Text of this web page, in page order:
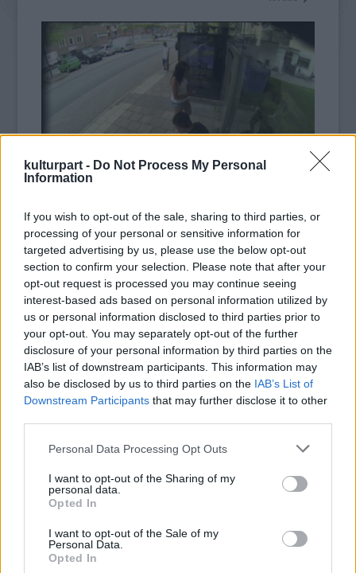
kulturpart - Do Not Process My Personal
Information
If you wish to opt-out of the sale, sharing to third parties, or
processing of your personal or sensitive information for
targeted advertising by us, please use the below opt-out
section to confirm your selection. Please note that after your
opt-out request is processed you may continue seeing
interest-based ads based on personal information utilized by
us or personal information disclosed to third parties prior to
your opt-out. You may separately opt-out of the further
disclosure of your personal information by third parties on the
IAB’s list of downstream participants. This information may
also be disclosed by us to third parties on the IAB’s List of
Downstream Participants that may further disclose it to other
Please note that this website/app uses one or more Google
not limited to your visit or usage behaviour. You may click to
grant or deny consent to Google and its third-party tags to
use your data for below specified purposes in below Google
consent section.
Personal Data Processing Opt Outs
I want to opt-out of the Sharing of my
personal data.
Opted In
I want to opt-out of the Sale of my
Personal Data.
Opted In
2013. 06. 09.|Kultúrpart
Képzeld el, ahogy unatkozva/elgondolkozva/fáradtan
várakozol a buszmegállóban, és egyszer csak ate képed
jelenik mega melletted levőhirdetésen. Megtörténhet? Most
már igen.
tovább
Való világ a Photoshoppal
2013. 04. 11.|Kultúrpart
Hogy nézne ki a Photoshop a valóságban?